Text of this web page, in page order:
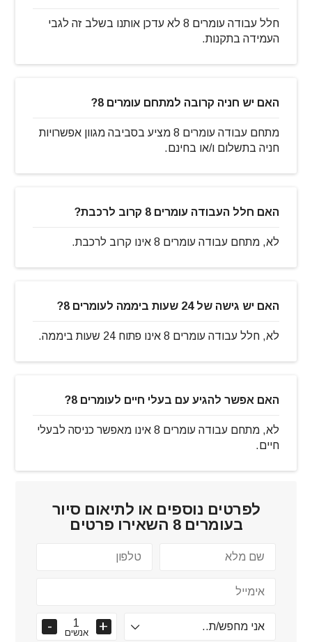
חלל עבודה עומרים 8 לא עדכן אותנו בשלב זה לגבי
העמידה בתקנות.
האם יש חניה קרובה למתחם עומרים 8?
מתחם עבודה עומרים 8 מציע בסביבה מגוון אפשרויות
חניה בתשלום ו/או בחינם.
האם חלל העבודה עומרים 8 קרוב לרכבת?
לא, מתחם עבודה עומרים 8 אינו קרוב לרכבת.
האם יש גישה של 24 שעות ביממה לעומרים 8?
לא, חלל עבודה עומרים 8 אינו פתוח 24 שעות ביממה.
האם אפשר להגיע עם בעלי חיים לעומרים 8?
לא, מתחם עבודה עומרים 8 אינו מאפשר כניסה לבעלי
חיים.
לפרטים נוספים או לתיאום סיור
בעומרים 8 השאירו פרטים
אנשים